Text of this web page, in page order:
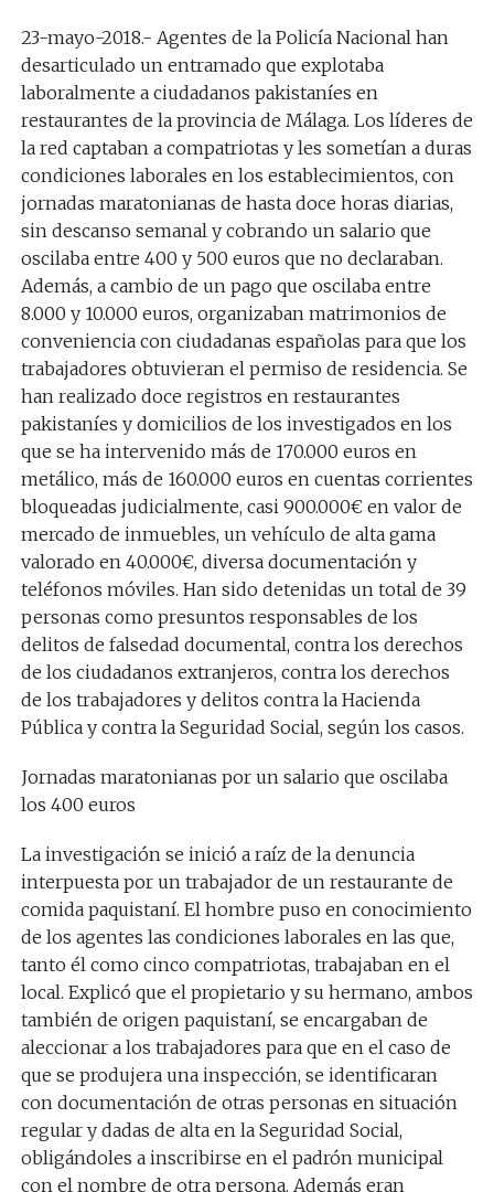
23-mayo-2018.- Agentes de la Policía Nacional han
desarticulado un entramado que explotaba
laboralmente a ciudadanos pakistaníes en
restaurantes de la provincia de Málaga. Los líderes de
la red captaban a compatriotas y les sometían a duras
condiciones laborales en los establecimientos, con
jornadas maratonianas de hasta doce horas diarias,
sin descanso semanal y cobrando un salario que
oscilaba entre 400 y 500 euros que no declaraban.
Además, a cambio de un pago que oscilaba entre
8.000 y 10.000 euros, organizaban matrimonios de
conveniencia con ciudadanas españolas para que los
trabajadores obtuvieran el permiso de residencia. Se
han realizado doce registros en restaurantes
pakistaníes y domicilios de los investigados en los
que se ha intervenido más de 170.000 euros en
metálico, más de 160.000 euros en cuentas corrientes
bloqueadas judicialmente, casi 900.000€ en valor de
mercado de inmuebles, un vehículo de alta gama
valorado en 40.000€, diversa documentación y
teléfonos móviles. Han sido detenidas un total de 39
personas como presuntos responsables de los
delitos de falsedad documental, contra los derechos
de los ciudadanos extranjeros, contra los derechos
de los trabajadores y delitos contra la Hacienda
Pública y contra la Seguridad Social, según los casos.
Jornadas maratonianas por un salario que oscilaba
los 400 euros
La investigación se inició a raíz de la denuncia
interpuesta por un trabajador de un restaurante de
comida paquistaní. El hombre puso en conocimiento
de los agentes las condiciones laborales en las que,
tanto él como cinco compatriotas, trabajaban en el
local. Explicó que el propietario y su hermano, ambos
también de origen paquistaní, se encargaban de
aleccionar a los trabajadores para que en el caso de
que se produjera una inspección, se identificaran
con documentación de otras personas en situación
regular y dadas de alta en la Seguridad Social,
obligándoles a inscribirse en el padrón municipal
con el nombre de otra persona. Además eran